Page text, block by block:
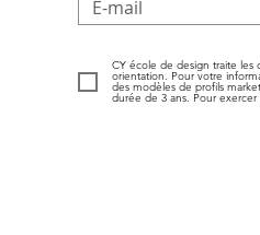
CY école de design traite les
orientation. Pour votre
des modèles de profils
durée de 3 ans. Pour exercer